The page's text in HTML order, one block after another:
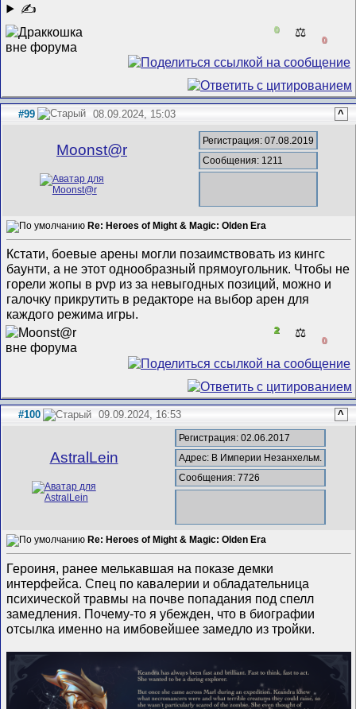
✍
0 ⚖️
0
#99 08.09.2024, 15:03 ^
Mооnst@r
Регистрация: 07.08.2019
Сообщения: 1211
Re: Heroes of Might & Magic: Olden Era
Кстати, боевые арены могли позаимствовать из кингс
баунти, а не этот однообразный прямоугольник. Чтобы не
горели жопы в pvp из за невыгодных позиций, можно и
галочку прикрутить в редакторе на выбор арен для
каждого режима игры.
2 ⚖️
0
#100 09.09.2024, 16:53 ^
AstralLein
Регистрация: 02.06.2017
Адрес: В Империи Незанхельм.
Сообщения: 7726
Re: Heroes of Might & Magic: Olden Era
Героиня, ранее мелькавшая на показе демки
интерфейса. Спец по кавалерии и обладательница
психической травмы на почве попадания под спелл
замедления. Почему-то я убежден, что в биографии
отсылка именно на имбовейшее замедло из тройки.